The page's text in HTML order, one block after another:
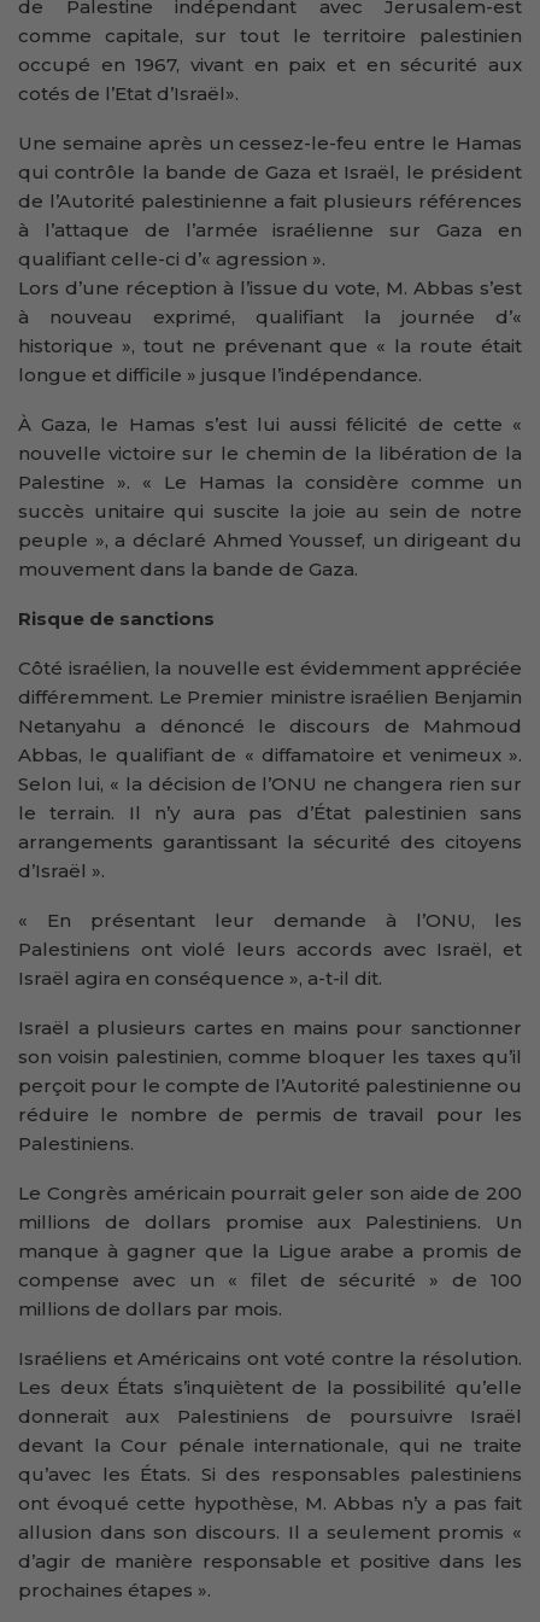
de Palestine indépendant avec Jerusalem-est
comme capitale, sur tout le territoire palestinien
occupé en 1967, vivant en paix et en sécurité aux
cotés de l’Etat d’Israël».
Une semaine après un cessez-le-feu entre le Hamas
qui contrôle la bande de Gaza et Israël, le président
de l’Autorité palestinienne a fait plusieurs références
à l’attaque de l’armée israélienne sur Gaza en
qualifiant celle-ci d’« agression ».
Lors d’une réception à l’issue du vote, M. Abbas s’est
à nouveau exprimé, qualifiant la journée d’«
historique », tout ne prévenant que « la route était
longue et difficile » jusque l’indépendance.
À Gaza, le Hamas s’est lui aussi félicité de cette «
nouvelle victoire sur le chemin de la libération de la
Palestine ». « Le Hamas la considère comme un
succès unitaire qui suscite la joie au sein de notre
peuple », a déclaré Ahmed Youssef, un dirigeant du
mouvement dans la bande de Gaza.
Risque de sanctions
Côté israélien, la nouvelle est évidemment appréciée
différemment. Le Premier ministre israélien Benjamin
Netanyahu a dénoncé le discours de Mahmoud
Abbas, le qualifiant de « diffamatoire et venimeux ».
Selon lui, « la décision de l’ONU ne changera rien sur
le terrain. Il n’y aura pas d’État palestinien sans
arrangements garantissant la sécurité des citoyens
d’Israël ».
« En présentant leur demande à l’ONU, les
Palestiniens ont violé leurs accords avec Israël, et
Israël agira en conséquence », a-t-il dit.
Israël a plusieurs cartes en mains pour sanctionner
son voisin palestinien, comme bloquer les taxes qu’il
perçoit pour le compte de l’Autorité palestinienne ou
réduire le nombre de permis de travail pour les
Palestiniens.
Le Congrès américain pourrait geler son aide de 200
millions de dollars promise aux Palestiniens. Un
manque à gagner que la Ligue arabe a promis de
compense avec un « filet de sécurité » de 100
millions de dollars par mois.
Israéliens et Américains ont voté contre la résolution.
Les deux États s’inquiètent de la possibilité qu’elle
donnerait aux Palestiniens de poursuivre Israël
devant la Cour pénale internationale, qui ne traite
qu’avec les États. Si des responsables palestiniens
ont évoqué cette hypothèse, M. Abbas n’y a pas fait
allusion dans son discours. Il a seulement promis «
d’agir de manière responsable et positive dans les
prochaines étapes ».